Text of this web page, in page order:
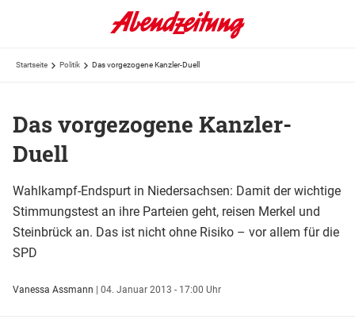
Startseite Politik Das vorgezogene Kanzler-Duell
Das vorgezogene Kanzler-
Duell
Wahlkampf-Endspurt in Niedersachsen: Damit der wichtige
Stimmungstest an ihre Parteien geht, reisen Merkel und
Steinbrück an. Das ist nicht ohne Risiko – vor allem für die
SPD
Vanessa Assmann | 04. Januar 2013 - 17:00 Uhr